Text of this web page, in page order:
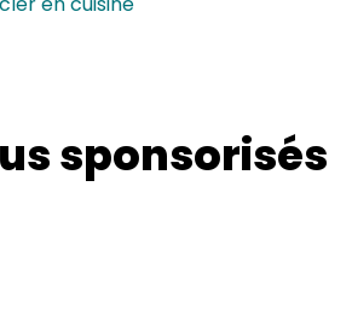
sponsorisés